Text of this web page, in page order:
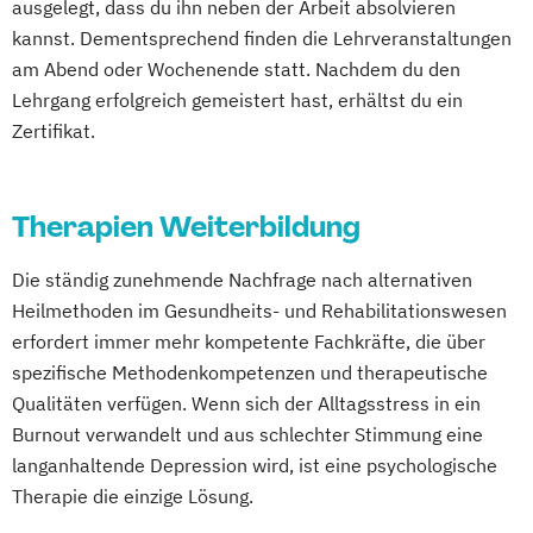
Waldbaden-Coach & Kursleiter/in:
Waldbaden
Wellnessmasseur/in
Wirbelsäulentherapie nach Dorn / Breuß
Massage Ausbildung
Mentaltrainer Ausbildung
Nordic Walking Trainer Ausbildung
Pilates Trainer Ausbildung
Reha Trainer
Wirbelsäulengymnastik Trainer Ausbildung
Yoga Trainer Ausbildung
ausgelegt, dass du ihn neben der Arbeit absolvieren
kannst. Dementsprechend finden die Lehrveranstaltungen
am Abend oder Wochenende statt. Nachdem du den
Lehrgang erfolgreich gemeistert hast, erhältst du ein
Zertifikat.
Therapien Weiterbildung
Die ständig zunehmende Nachfrage nach alternativen
Heilmethoden im Gesundheits- und Rehabilitationswesen
erfordert immer mehr kompetente Fachkräfte, die über
spezifische Methodenkompetenzen und therapeutische
Qualitäten verfügen. Wenn sich der Alltagsstress in ein
Burnout verwandelt und aus schlechter Stimmung eine
langanhaltende Depression wird, ist eine psychologische
Therapie die einzige Lösung.